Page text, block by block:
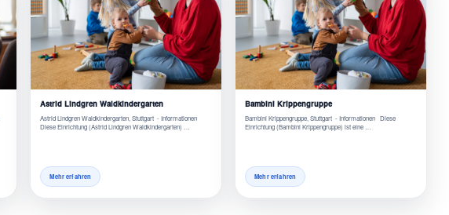
Astrid Lindgren Waldkindergarten
Astrid Lindgren Waldkindergarten, Stuttgart - Informationen
Diese Einrichtung (Astrid Lindgren Waldkindergarten) …
Mehr erfahren
Bambini Krippengruppe
Bambini Krippengruppe, Stuttgart - Informationen Diese
Einrichtung (Bambini Krippengruppe) ist eine …
Mehr erfahren